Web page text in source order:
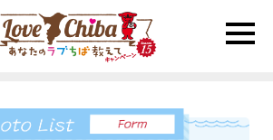
toggle